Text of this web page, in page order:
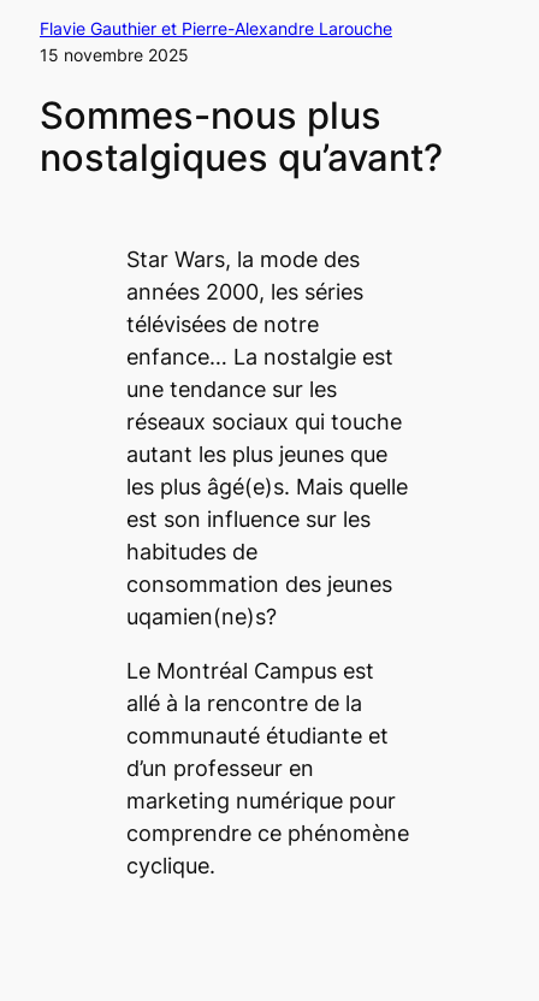
Flavie Gauthier et Pierre-Alexandre Larouche
15 novembre 2025
Sommes-nous plus
nostalgiques qu’avant?
Star Wars, la mode des
années 2000, les séries
télévisées de notre
enfance… La nostalgie est
une tendance sur les
réseaux sociaux qui touche
autant les plus jeunes que
les plus âgé(e)s. Mais quelle
est son influence sur les
habitudes de
consommation des jeunes
uqamien(ne)s?
Le Montréal Campusest
allé à la rencontre de la
communauté étudiante et
d’un professeur en
marketing numérique pour
comprendre ce phénomène
cyclique.